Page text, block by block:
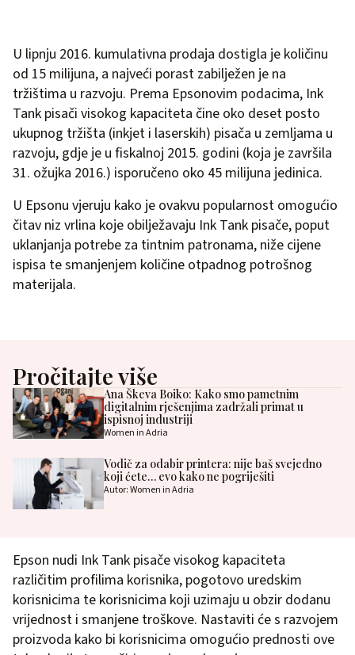
U lipnju 2016. kumulativna prodaja dostigla je količinu
od 15 milijuna, a najveći porast zabilježen je na
tržištima u razvoju. Prema Epsonovim podacima, Ink
Tank pisači visokog kapaciteta čine oko deset posto
ukupnog tržišta (inkjet i laserskih) pisača u zemljama u
razvoju, gdje je u fiskalnoj 2015. godini (koja je završila
31. ožujka 2016.) isporučeno oko 45 milijuna jedinica.
U Epsonu vjeruju kako je ovakvu popularnost omogućio
čitav niz vrlina koje obilježavaju Ink Tank pisače, poput
uklanjanja potrebe za tintnim patronama, niže cijene
ispisa te smanjenjem količine otpadnog potrošnog
materijala.
Pročitajte više
Ana Škeva Boiko: Kako smo pametnim
digitalnim rješenjima zadržali primat u
ispisnoj industriji
Women in Adria
Vodič za odabir printera: nije baš svejedno
koji ćete… evo kako ne pogriješiti
Autor: Women in Adria
Epson nudi Ink Tank pisače visokog kapaciteta
različitim profilima korisnika, pogotovo uredskim
korisnicima te korisnicima koji uzimaju u obzir dodanu
vrijednost i smanjene troškove. Nastaviti će s razvojem
proizvoda kako bi korisnicima omogućio prednosti ove